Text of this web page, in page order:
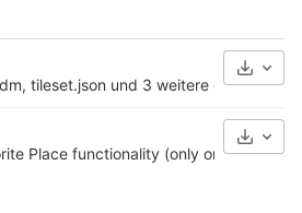
tileset.json und 3 weitere dateien
Place functionality (only on local) ·5